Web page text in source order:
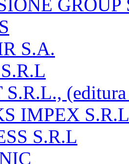
GROUP
S.A.
S.R.L.,
IMPEX
S.R.L